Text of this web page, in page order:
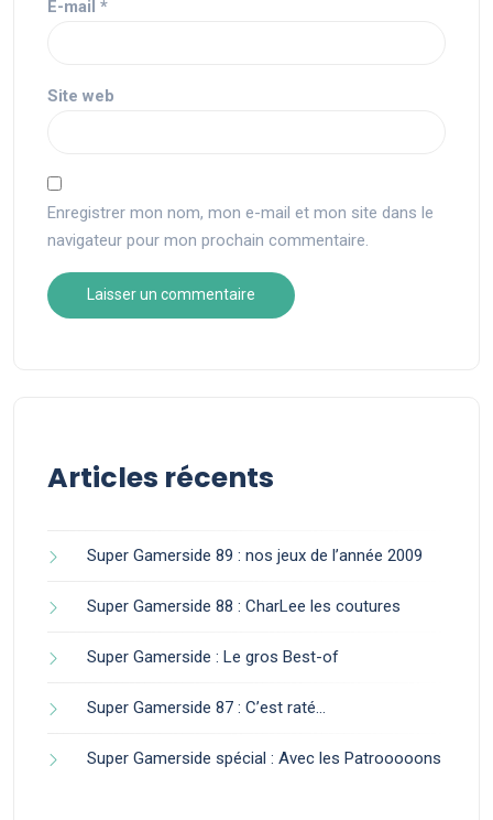
E-mail *
Site web
Enregistrer mon nom, mon e-mail et mon site dans le
navigateur pour mon prochain commentaire.
Articles récents
Super Gamerside 89 : nos jeux de l’année 2009
Super Gamerside 88 : CharLee les coutures
Super Gamerside : Le gros Best-of
Super Gamerside 87 : C’est raté…
Super Gamerside spécial : Avec les Patrooooons